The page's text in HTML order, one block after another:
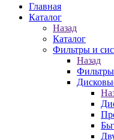
Главная
Каталог
Назад
Каталог
Фильтры и
Назад